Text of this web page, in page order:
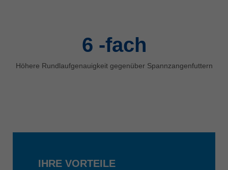
6 -fach
Höhere Rundlaufgenauigkeit gegenüber Spannzangenfuttern
IHRE VORTEILE